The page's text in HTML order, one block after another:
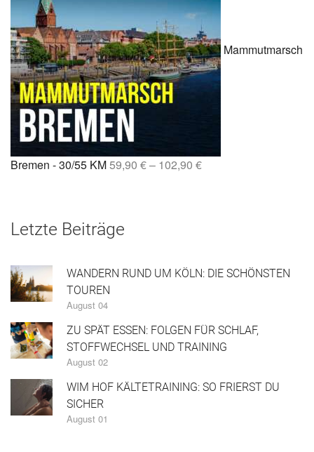
Mammutmarsch
Bremen - 30/55 KM59,90 €– 102,90 €
Letzte Beiträge
WANDERN RUND UM KÖLN: DIE SCHÖNSTEN
TOUREN
August 04
ZU SPÄT ESSEN: FOLGEN FÜR SCHLAF,
STOFFWECHSEL UND TRAINING
August 02
WIM HOF KÄLTETRAINING: SO FRIERST DU
SICHER
August 01